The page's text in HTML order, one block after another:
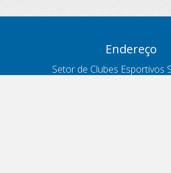
Endereço
Setor de Clubes Esportivos